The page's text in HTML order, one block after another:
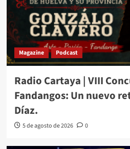
Magazine Podcast
Radio Cartaya | VIII
Fandangos: Un nuevo
Díaz.
5 de agosto de 2026 0